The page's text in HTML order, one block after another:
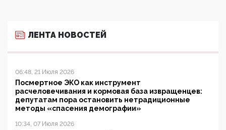
ЛЕНТА НОВОСТЕЙ
06:48, 21 Июля 2026
Посмертное ЭКО как инструмент
расчеловечивания и кормовая база извращенцев:
депутатам пора остановить нетрадиционные
методы «спасения демографии»
10:34, 07 Июля 2026